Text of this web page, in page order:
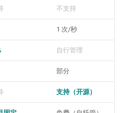
不支持
1 次/秒
自行管理
部分
支持（开源）